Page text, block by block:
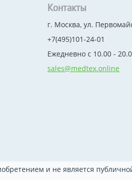
Контакты
г. Москва, ул.
+7(495)101-24-01
Ежедневно с 10.00 -
sales@medtex.online
и не является